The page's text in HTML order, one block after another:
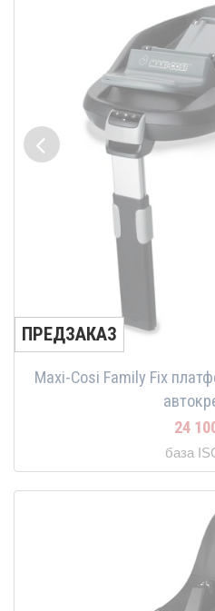
ПРЕДЗАКАЗ
Maxi-Cosi Family Fix
24
база